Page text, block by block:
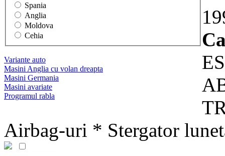
Spania
Anglia
Moldova
Cehia
Variante auto
Masini Anglia cu volan dreapta
Masini Germania
Masini avariate
Programul rabla
Airbag-uri * Stergator